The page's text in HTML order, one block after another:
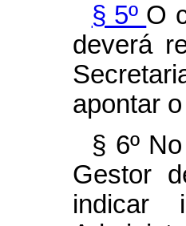
§ 5º O
deverá
apontar
§ 6º
Gestor
indicar